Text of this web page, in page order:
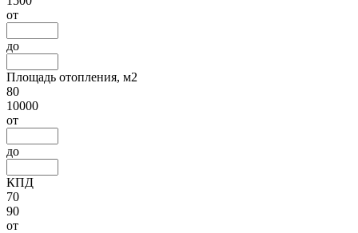
от
до
Площадь отопления, м2
80
10000
от
до
КПД
70
90
от